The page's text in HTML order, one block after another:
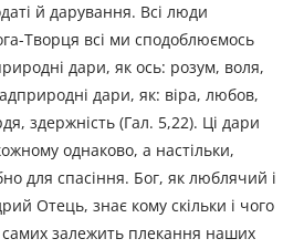
й дарування. Всі люди
Творця всі ми сподоблюємось
дари, як ось: розум, воля,
дари, як: віра, любов,
здержність (Гал. 5,22). Ці дари
однаково, а настільки,
для спасіння. Бог, як люблячий і
Отець, знає кому скільки і чого
самих залежить плекання наших